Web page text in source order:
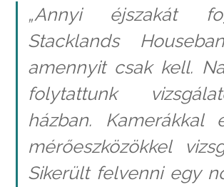
„Annyi éjszakát
Stacklands
amennyit csak kell.
folytattunk
házban. Kamerákkal
mérőeszközökkel
Sikerült felvenni egy